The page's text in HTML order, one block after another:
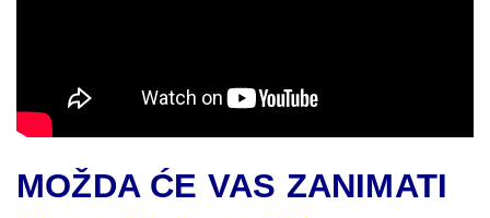
MOŽDA ĆE VAS ZANIMATI